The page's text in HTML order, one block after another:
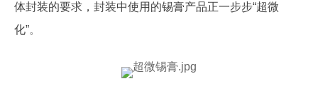
体封装的要求，封装中使用的锡膏产品正一步步“超微
化”。